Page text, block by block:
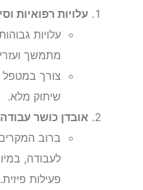
עלויות רפואיות
עלויות
מתמשך
שיתוק מלא.
אובדן כושר עבודה
ברוב
לעבודה,
פעילות פיזית.